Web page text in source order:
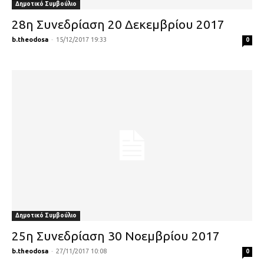
Δημοτικό Συμβούλιο
28η Συνεδρίαση 20 Δεκεμβρίου 2017
b.theodosa - 15/12/2017 19:33 0
Δημοτικό Συμβούλιο
25η Συνεδρίαση 30 Νοεμβρίου 2017
b.theodosa - 27/11/2017 10:08 0